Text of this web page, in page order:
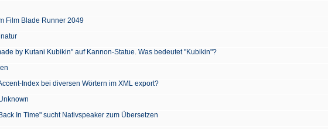
Film Blade Runner 2049
by Kutani Kubikin" auf Kannon-Statue. Was bedeutet "Kubikin"?
Index bei diversen Wörtern im XML export?
In Time" sucht Nativspeaker zum Übersetzen